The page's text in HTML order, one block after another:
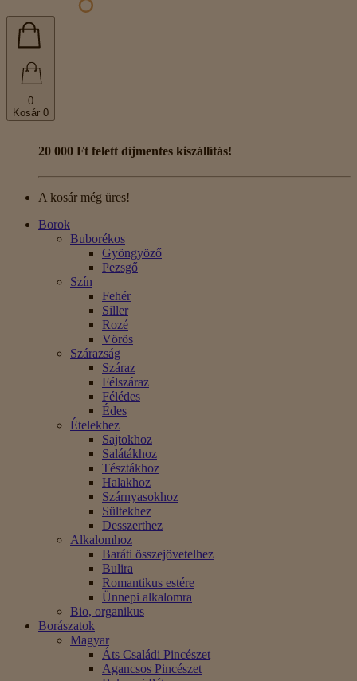
0
Kosár 0
20 000 Ft felett díjmentes kiszállítás!
A kosár még üres!
Borok
Buborékos
Gyöngyöző
Pezsgő
Szín
Fehér
Siller
Rozé
Vörös
Szárazság
Száraz
Félszáraz
Félédes
Édes
Ételekhez
Sajtokhoz
Salátákhoz
Tésztákhoz
Halakhoz
Szárnyasokhoz
Sültekhez
Desszerthez
Alkalomhoz
Baráti összejövetelhez
Bulira
Romantikus estére
Ünnepi alkalomra
Bio, organikus
Borászatok
Magyar
Áts Családi Pincészet
Agancsos Pincészet